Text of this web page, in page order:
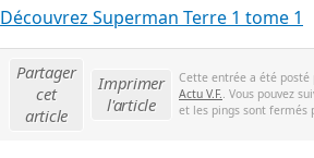
Découvrez Superman Terre 1 tome 1
Partager
cet
article
Imprimer
l'article
Cette entrée a été posté
Actu V.F. . Vous pouvez
et les pings sont fermés